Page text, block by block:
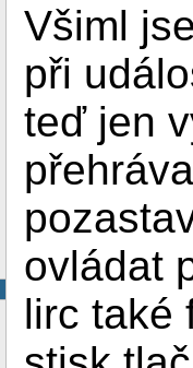
Všiml
při
teď jen
ovládat
lirc také